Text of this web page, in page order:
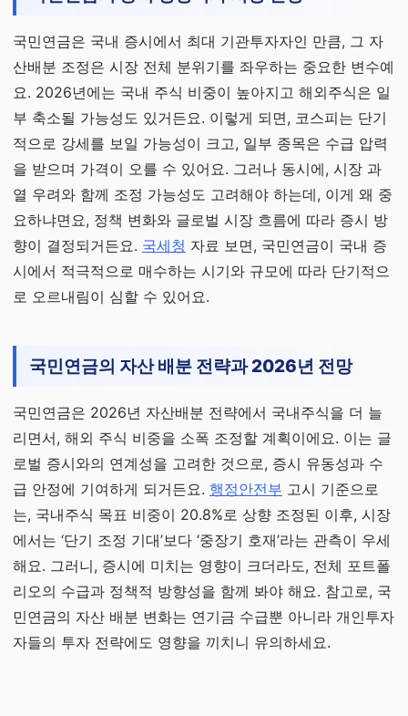
국민연금은 국내 증시에서 최대 기관투자자인 만큼, 그 자
산배분 조정은 시장 전체 분위기를 좌우하는 중요한 변수예
요. 2026년에는 국내 주식 비중이 높아지고 해외주식은 일
부 축소될 가능성도 있거든요. 이렇게 되면, 코스피는 단기
적으로 강세를 보일 가능성이 크고, 일부 종목은 수급 압력
을 받으며 가격이 오를 수 있어요. 그러나 동시에, 시장 과
열 우려와 함께 조정 가능성도 고려해야 하는데, 이게 왜 중
요하냐면요, 정책 변화와 글로벌 시장 흐름에 따라 증시 방
향이 결정되거든요. 국세청 자료 보면, 국민연금이 국내 증
시에서 적극적으로 매수하는 시기와 규모에 따라 단기적으
로 오르내림이 심할 수 있어요.
국민연금의 자산 배분 전략과 2026년 전망
국민연금은 2026년 자산배분 전략에서 국내주식을 더 늘
리면서, 해외 주식 비중을 소폭 조정할 계획이에요. 이는 글
로벌 증시와의 연계성을 고려한 것으로, 증시 유동성과 수
급 안정에 기여하게 되거든요. 행정안전부 고시 기준으로
는, 국내주식 목표 비중이 20.8%로 상향 조정된 이후, 시장
에서는 ‘단기 조정 기대’보다 ‘중장기 호재’라는 관측이 우세
해요. 그러니, 증시에 미치는 영향이 크더라도, 전체 포트폴
리오의 수급과 정책적 방향성을 함께 봐야 해요. 참고로, 국
민연금의 자산 배분 변화는 연기금 수급뿐 아니라 개인투자
자들의 투자 전략에도 영향을 끼치니 유의하세요.